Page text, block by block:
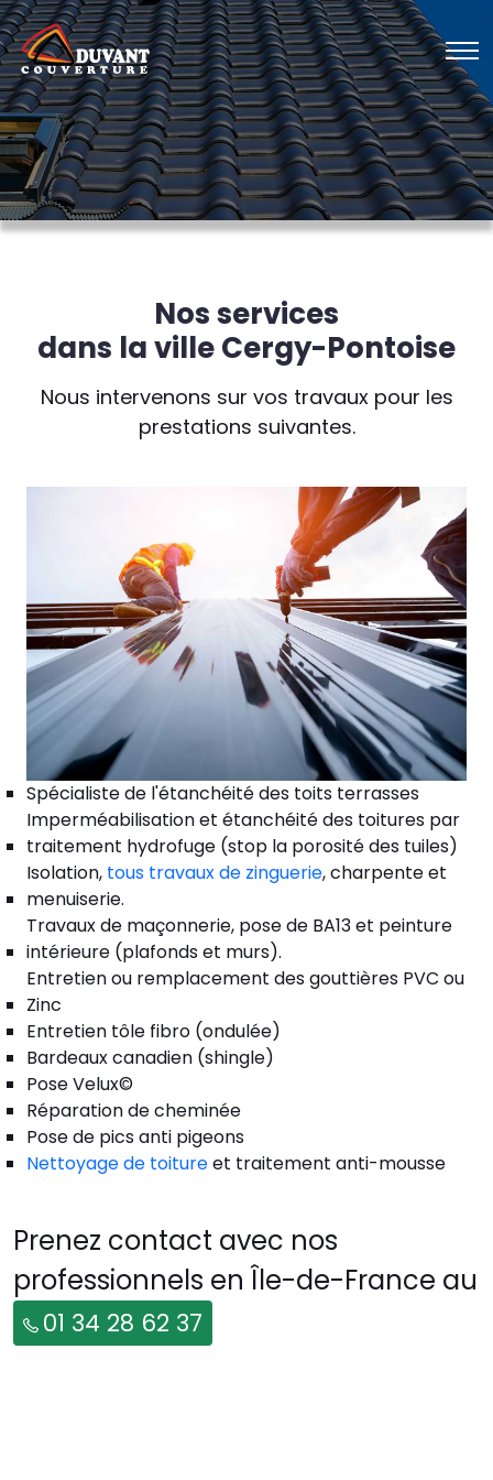
Nos services
dans la ville Cergy-Pontoise
Nous intervenons sur vos travaux pour les
prestations suivantes.
Spécialiste de l'étanchéité des toits terrasses
Imperméabilisation et étanchéité des toitures par
traitement hydrofuge (stop la porosité des tuiles)
Isolation, tous travaux de zinguerie, charpente et
menuiserie.
Travaux de maçonnerie, pose de BA13 et peinture
intérieure (plafonds et murs).
Entretien ou remplacement des gouttières PVC ou
Zinc
Entretien tôle fibro (ondulée)
Bardeaux canadien (shingle)
Pose Velux©
Réparation de cheminée
Pose de pics anti pigeons
Nettoyage de toitureet traitement anti-mousse
Prenez contact avec nos
professionnels en Île-de-France au
01 34 28 62 37